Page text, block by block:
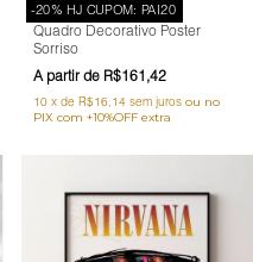
-20% HJ CUPOM: PAI20
Quadro Decorativo Poster
Sorriso
R$161,42
10 x de R$16,14 sem juros